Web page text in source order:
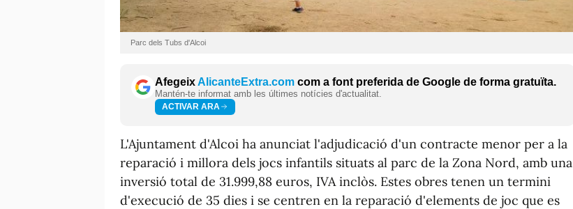
Parc dels Tubs d'Alcoi
AfegeixAlicanteExtra.com com a font preferida de Google de forma gratuïta.
Mantén-te informat amb les últimes notícies d'actualitat.
ACTIVAR ARA
L'Ajuntament d'Alcoi ha anunciat l'adjudicació d'un contracte menor per a la
reparació i millora dels jocs infantils situats al parc de la Zona Nord, amb una
inversió total de 31.999,88 euros, IVA inclòs. Estes obres tenen un termini
d'execució de 35 dies i se centren en la reparació d'elements de joc que es